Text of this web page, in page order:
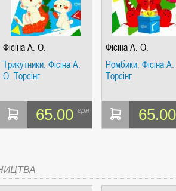
Фісіна А. О.
Трикутники. Фісіна А.
О. Торсінг
65.00 грн
Фісіна А. О.
Ромбики. Фісіна
Торсінг
65.00